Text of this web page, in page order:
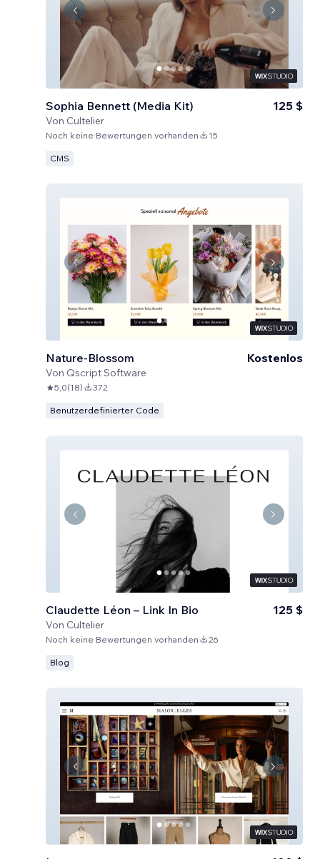
Sophia Bennett (Media Kit)
Von Cultelier
125 $
Noch keine Bewertungen vorhanden 15
CMS
Nature-Blossom
Von Qscript Software
Kostenlos
5,0(18) 372
Benutzerdefinierter Code
Claudette Léon – Link In Bio
Von Cultelier
125 $
Noch keine Bewertungen vorhanden 26
Blog